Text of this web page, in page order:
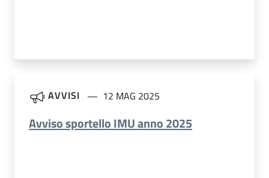
AVVISI 12 MAG 2025
Avviso sportello IMU anno 2025